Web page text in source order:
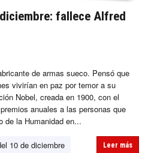
fallece Alfred
de armas sueco. Pensó que
vivirían en paz por temor a su
Nobel, creada en 1900, con el
anuales a las personas que
de la Humanidad en...
10 de diciembre
Leer más